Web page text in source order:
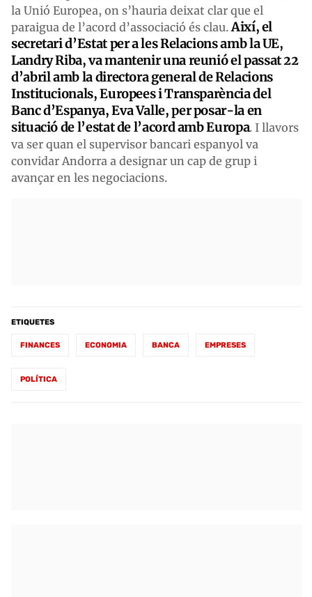
la Unió Europea, on s’hauria deixat clar que el
paraigua de l’acord d’associació és clau. Així, el
secretari d’Estat per a les Relacions amb la UE,
Landry Riba, va mantenir una reunió el passat 22
d’abril amb la directora general de Relacions
Institucionals, Europees i Transparència del
Banc d’Espanya, Eva Valle, per posar-la en
situació de l’estat de l’acord amb Europa. I llavors
va ser quan el supervisor bancari espanyol va
convidar Andorra a designar un cap de grup i
avançar en les negociacions.
ETIQUETES
FINANCES ECONOMIA BANCA EMPRESES
POLÍTICA